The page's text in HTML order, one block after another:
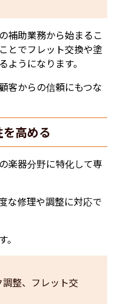
補助業務から始まるこ
とでフレット交換や塗
うになります。
客からの信頼にもつな
高める
楽器分野に特化して専
な修理や調整に対応で
整、フレット交